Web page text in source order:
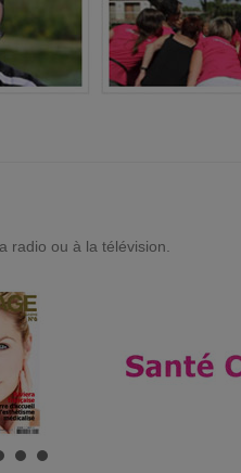
radio ou à la télévision.